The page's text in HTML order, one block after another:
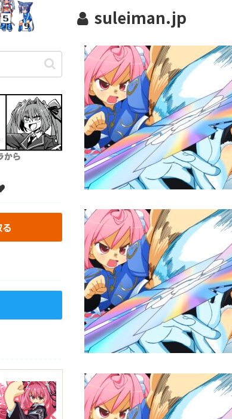
suleiman.jp